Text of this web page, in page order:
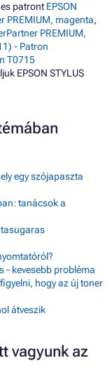
patrontEPSON
PREMIUM, magenta,
PREMIUM,
- Patron
T0715
EPSON STYLUS
egy szójapaszta
tanácsok a
- kevesebb probléma
hogy az új toner
átveszik
vagyunk az